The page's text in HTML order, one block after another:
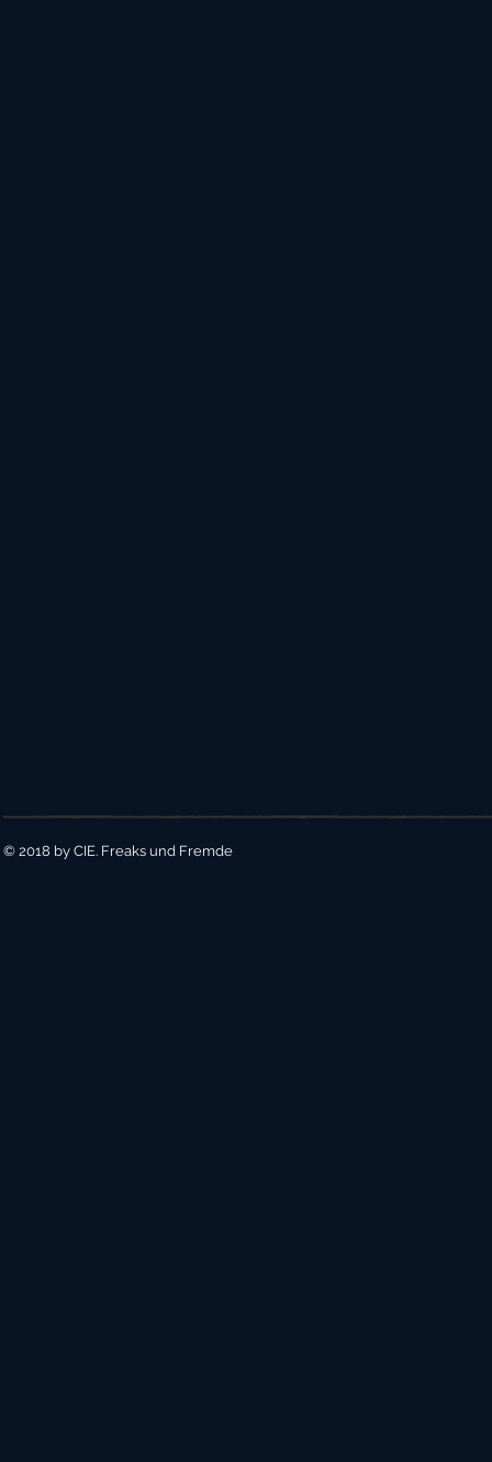
© 2018 by CIE. Freaks und Fremde